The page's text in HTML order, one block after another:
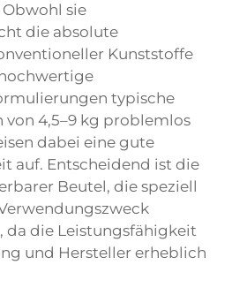
sie
die absolute
Kunststoffe
typische
von 4,5–9 kg problemlos
dabei eine gute
auf. Entscheidend ist die
Beutel, die speziell
die Leistungsfähigkeit
und Hersteller erheblich